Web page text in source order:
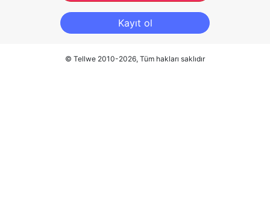
Kayıt ol
© Tellwe 2010-2026, Tüm hakları saklıdır